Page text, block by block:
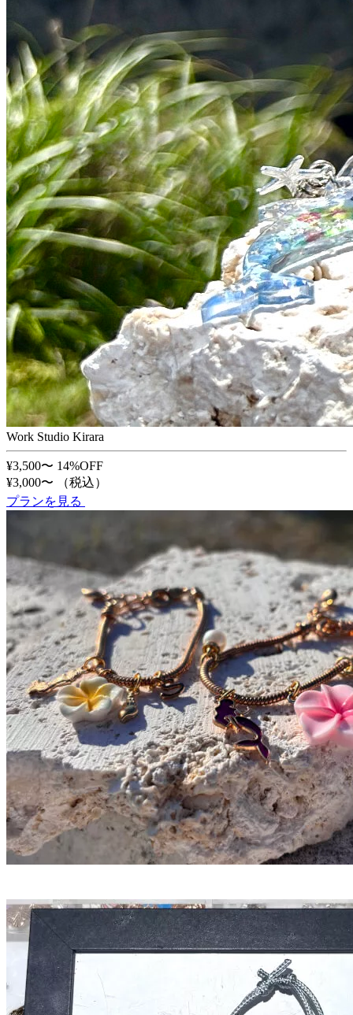
Work Studio Kirara
¥3,500〜 14%OFF
¥3,000〜
（税込）
プランを見る